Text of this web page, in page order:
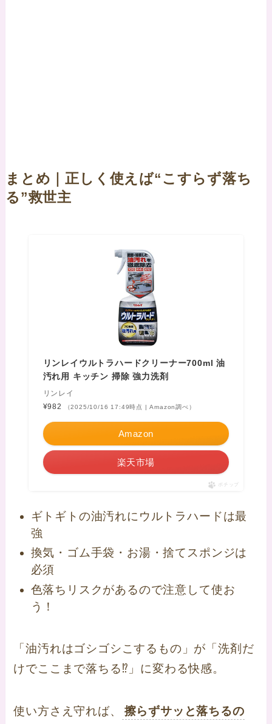
まとめ｜正しく使えば“こすらず落ち
る”救世主
リンレイウルトラハードクリーナー700ml 油
汚れ用 キッチン 掃除 強力洗剤
リンレイ
¥982
（2025/10/16 17:49時点 | Amazon調べ）
Amazon
楽天市場
ポチップ
ギトギトの油汚れにウルトラハードは最
強
換気・ゴム手袋・お湯・捨てスポンジは
必須
色落ちリスクがあるので注意して使お
う！
「油汚れはゴシゴシこするもの」が「洗剤だ
けでここまで落ちる⁉」に変わる快感。
使い方さえ守れば、
擦らずサッと落ちるの